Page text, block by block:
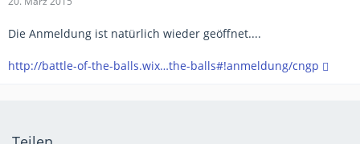
Die Anmeldung ist natürlich wieder geöffnet....
http://battle-of-the-balls.wix…the-balls#!anmeldung/cngp